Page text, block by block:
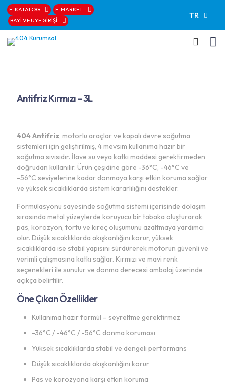
E-KATALOG
E-MARKET
BAYİ VE ÜYE GİRİŞİ
TR
Antifriz Kırmızı – 3L
404 Antifriz, motorlu araçlar ve kapalı devre soğutma
sistemleri için geliştirilmiş, 4 mevsim kullanıma hazır bir
soğutma sıvısıdır. İlave su veya katkı maddesi gerektirmeden
doğrudan kullanılır. Ürün çeşidine göre -36°C, -46°C ve
-56°C seviyelerine kadar donmaya karşı etkin koruma sağlar
ve yüksek sıcaklıklarda sistem kararlılığını destekler.
Formülasyonu sayesinde soğutma sistemi içerisinde dolaşım
sırasında metal yüzeylerde koruyucu bir tabaka oluşturarak
pas, korozyon, tortu ve kireç oluşumunu azaltmaya yardımcı
olur. Düşük sıcaklıklarda akışkanlığını korur, yüksek
sıcaklıklarda ise stabil yapısını sürdürerek motorun güvenli ve
verimli çalışmasına katkı sağlar. Kırmızı ve mavi renk
seçenekleri ile sunulur ve donma derecesi ambalaj üzerinde
açıkça belirtilir.
Öne Çıkan Özellikler
Kullanıma hazır formül – seyreltme gerektirmez
-36°C / -46°C / -56°C donma koruması
Yüksek sıcaklıklarda stabil ve dengeli performans
Düşük sıcaklıklarda akışkanlığını korur
Pas ve korozyona karşı etkin koruma